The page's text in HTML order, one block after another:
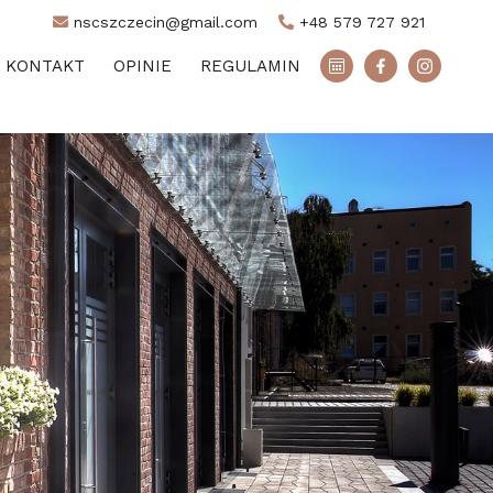
nscszczecin@gmail.com +48 579 727 921
KONTAKT OPINIE REGULAMIN